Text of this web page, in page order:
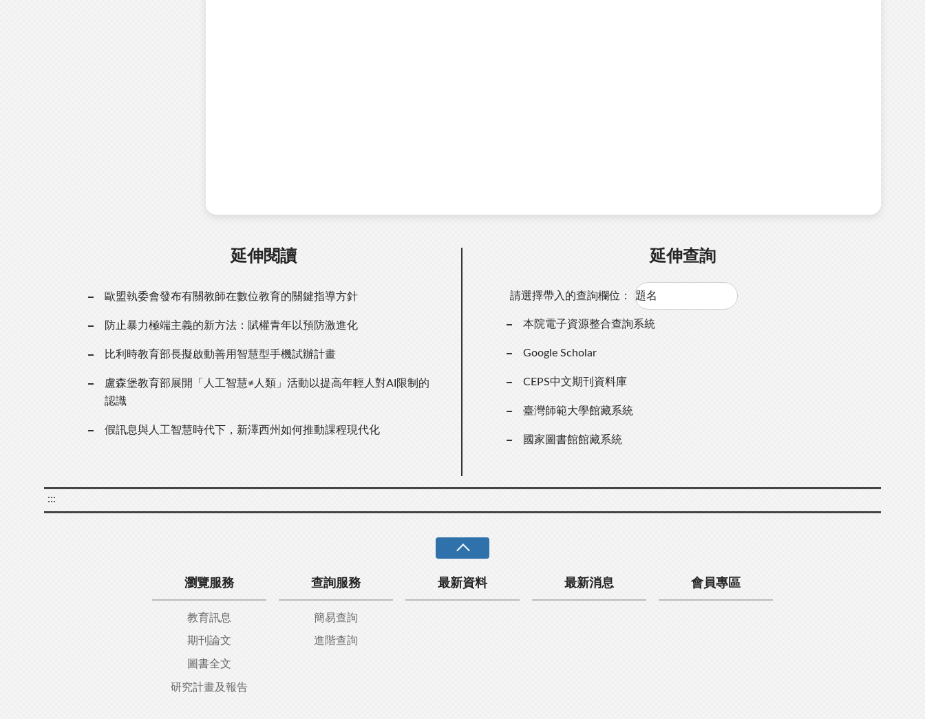
延伸閱讀
歐盟執委會發布有關教師在數位教育的關鍵指導方針
防止暴力極端主義的新方法：賦權青年以預防激進化
比利時教育部長擬啟動善用智慧型手機試辦計畫
盧森堡教育部展開「人工智慧≠人類」活動以提高年輕人對AI限制的
認識
假訊息與人工智慧時代下，新澤西州如何推動課程現代化
延伸查詢
請選擇帶入的查詢欄位：
本院電子資源整合查詢系統
Google Scholar
CEPS中文期刊資料庫
臺灣師範大學館藏系統
國家圖書館館藏系統
:::
瀏覽服務
教育訊息
期刊論文
圖書全文
研究計畫及報告
查詢服務
簡易查詢
進階查詢
最新資料 最新消息 會員專區